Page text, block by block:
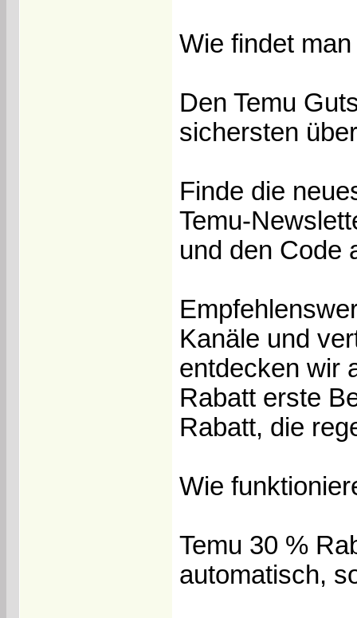
Wie findet
Den Temu
sichersten
Finde die
Temu-
und den Code
Kanäle und
entdecken wir
Rabatt erste
Rabatt, die
Wie
Temu 30 %
automatisch,